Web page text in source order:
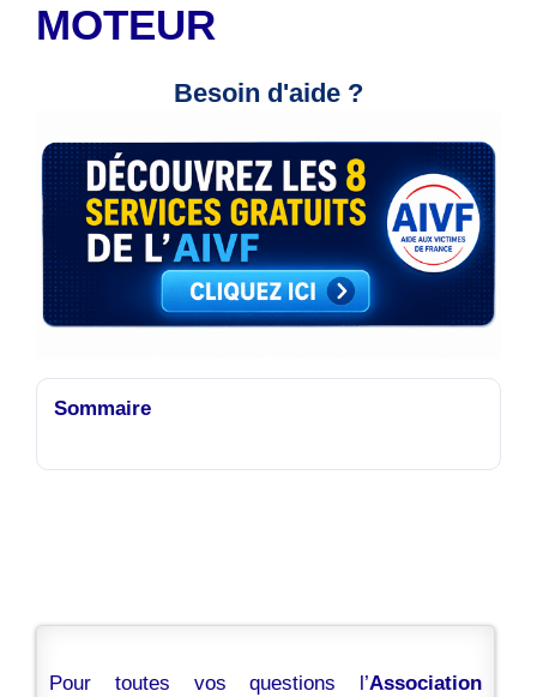
MOTEUR
Besoin d'aide ?
Sommaire
Pour toutes vos questions l’Association